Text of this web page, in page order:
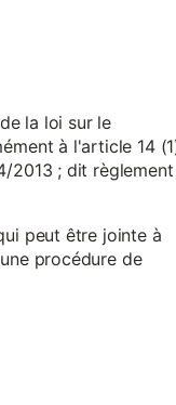
la loi sur le
à l'article 14
2013 ; dit règlement
peut être jointe à
procédure de